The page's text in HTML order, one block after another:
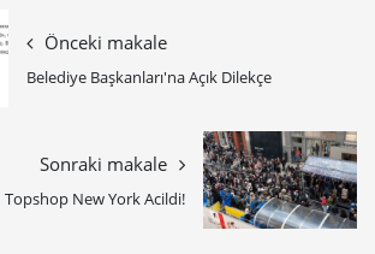
Önceki makale
Belediye Başkanları'na Açık Dilekçe
Sonraki makale
Topshop New York Acildi!